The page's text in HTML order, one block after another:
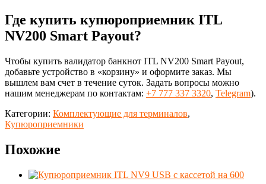
Где купить купюроприемник ITL
NV200 Smart Payout?
Чтобы купить валидатор банкнот ITL NV200 Smart Payout,
добавьте устройство в «корзину» и оформите заказ. Мы
вышлем вам счет в течение суток. Задать вопросы можно
нашим менеджерам по контактам: +7 777 337 3320, Telegram).
Категории: Комплектующие для терминалов,
Купюроприемники
Похожие